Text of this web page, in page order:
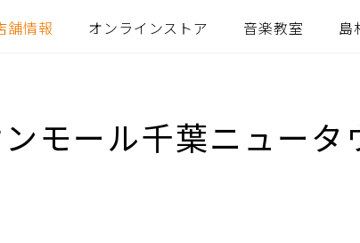
舗情報 オンラインストア 音楽教室 島
モール千葉ニュータ